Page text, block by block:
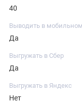
40
Выводить в
Да
Выгружать в Сбер
Да
Выгружать в Яндекс
Нет